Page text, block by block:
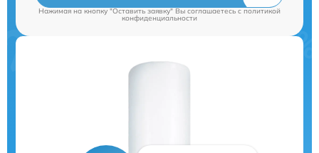
Нажимая на кнопку "Оставить заявку" Вы соглашаетесь cполитикой
конфиденциальности